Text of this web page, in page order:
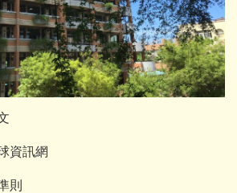
資訊網
則